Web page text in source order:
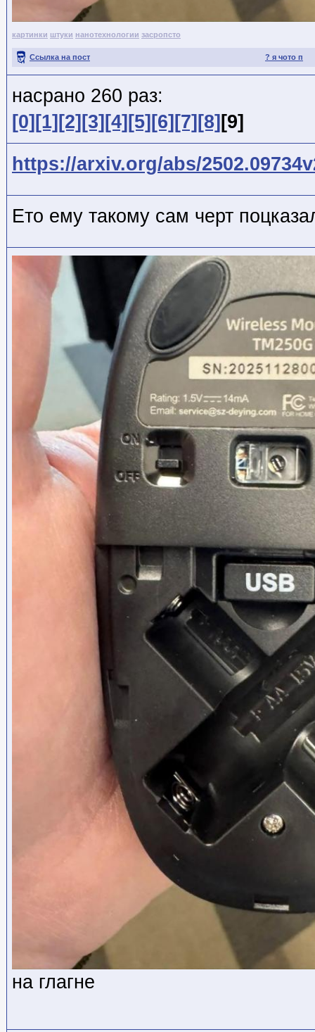
картинки штуки нанотехнологии засропсто
? я чото п
Ссылка на пост
насрано 260 раз:
[0] [1] [2] [3] [4] [5] [6] [7] [8] [9]
https://arxiv.org/abs/
Ето ему такому сам черт
на глагне